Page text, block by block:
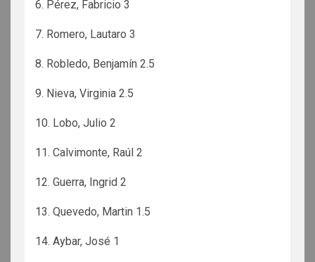
6. Pérez, Fabricio 3
7. Romero, Lautaro 3
8. Robledo, Benjamín 2.5
9. Nieva, Virginia 2.5
10. Lobo, Julio 2
11. Calvimonte, Raúl 2
12. Guerra, Ingrid 2
13. Quevedo, Martin 1.5
14. Aybar, José 1